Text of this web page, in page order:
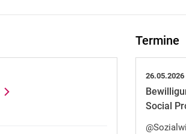
Termine
26.05.2026
Social